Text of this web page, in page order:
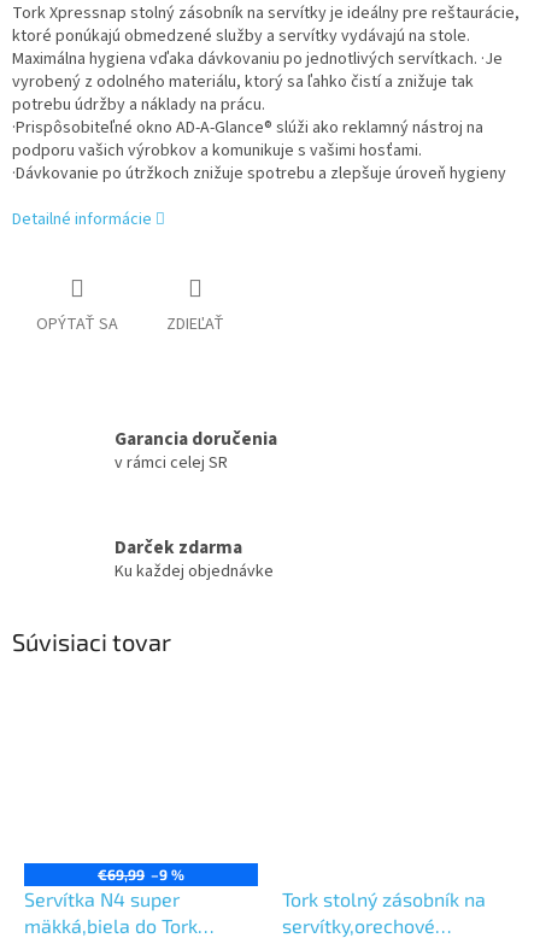
Tork Xpressnap stolný zásobník na servítky je ideálny pre reštaurácie,
ktoré ponúkajú obmedzené služby a servítky vydávajú na stole.
Maximálna hygiena vďaka dávkovaniu po jednotlivých servítkach. ·Je
vyrobený z odolného materiálu, ktorý sa ľahko čistí a znižuje tak
potrebu údržby a náklady na prácu.
·Prispôsobiteľné okno AD-A-Glance® slúži ako reklamný nástroj na
podporu vašich výrobkov a komunikuje s vašimi hosťami.
·Dávkovanie po útržkoch znižuje spotrebu a zlepšuje úroveň hygieny
Detailné informácie
OPÝTAŤ SA ZDIEĽAŤ
Garancia doručenia
v rámci celej SR
Darček zdarma
Ku každej objednávke
Súvisiaci tovar
€69,99 –9 %
Servítka N4 super
mäkká,biela do Tork
Tork stolný zásobník na
servítky,orechové